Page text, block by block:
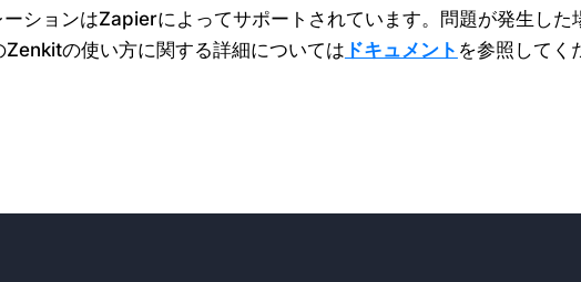
ーションはZapierによってサポートされています。問題が発生した
の使い方に関する詳細については ドキュメント を参照してく